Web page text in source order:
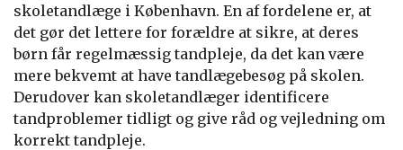
skoletandlæge i København. En af fordelene er, at
det gør det lettere for forældre at sikre, at deres
børn får regelmæssig tandpleje, da det kan være
mere bekvemt at have tandlægebesøg på skolen.
Derudover kan skoletandlæger identificere
tandproblemer tidligt og give råd og vejledning om
korrekt tandpleje.